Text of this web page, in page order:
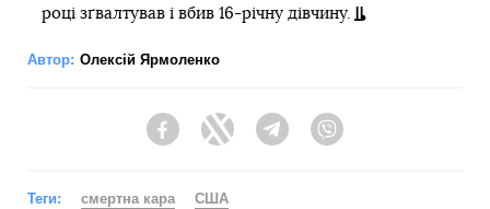
році зґвалтував і вбив 16-річну дівчину.
Автор: Олексій Ярмоленко
FacebookTwitter Telegram
Теги: смертна кара США